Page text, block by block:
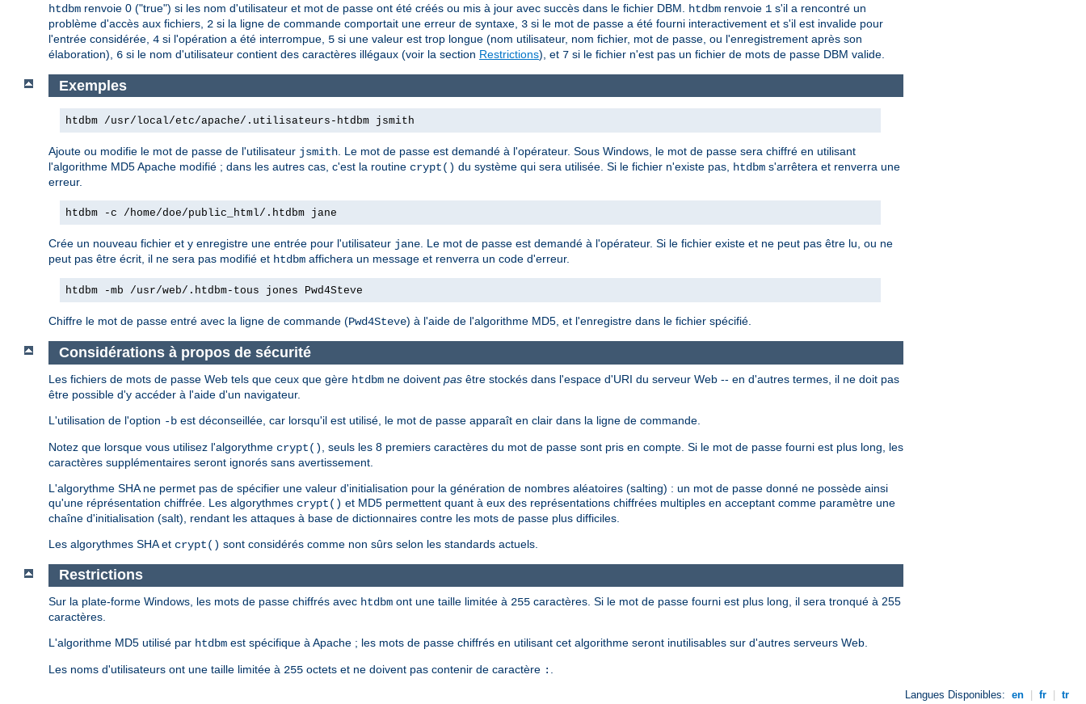
htdbm renvoie 0 ("true") si les nom d'utilisateur et mot de passe ont été créés ou mis à jour avec succès dans le fichier DBM. htdbm renvoie 1 s'il a rencontré un
problème d'accès aux fichiers, 2 si la ligne de commande comportait une erreur de syntaxe, 3 si le mot de passe a été fourni interactivement et s'il est invalide pour
l'entrée considérée, 4 si l'opération a été interrompue, 5 si une valeur est trop longue (nom utilisateur, nom fichier, mot de passe, ou l'enregistrement après son
élaboration), 6 si le nom d'utilisateur contient des caractères illégaux (voir la section Restrictions), et 7 si le fichier n'est pas un fichier de mots de passe DBM valide.
Exemples
htdbm /usr/local/etc/apache/.utilisateurs-htdbm jsmith
Ajoute ou modifie le mot de passe de l'utilisateur jsmith. Le mot de passe est demandé à l'opérateur. Sous Windows, le mot de passe sera chiffré en utilisant
l'algorithme MD5 Apache modifié ; dans les autres cas, c'est la routine crypt() du système qui sera utilisée. Si le fichier n'existe pas, htdbm s'arrêtera et renverra une
erreur.
htdbm -c /home/doe/public_html/.htdbm jane
Crée un nouveau fichier et y enregistre une entrée pour l'utilisateur jane. Le mot de passe est demandé à l'opérateur. Si le fichier existe et ne peut pas être lu, ou ne
peut pas être écrit, il ne sera pas modifié et htdbm affichera un message et renverra un code d'erreur.
htdbm -mb /usr/web/.htdbm-tous jones Pwd4Steve
Chiffre le mot de passe entré avec la ligne de commande (Pwd4Steve) à l'aide de l'algorithme MD5, et l'enregistre dans le fichier spécifié.
Considérations à propos de sécurité
Les fichiers de mots de passe Web tels que ceux que gère htdbm ne doivent pas être stockés dans l'espace d'URI du serveur Web -- en d'autres termes, il ne doit pas
être possible d'y accéder à l'aide d'un navigateur.
L'utilisation de l'option -b est déconseillée, car lorsqu'il est utilisé, le mot de passe apparaît en clair dans la ligne de commande.
Notez que lorsque vous utilisez l'algorythme crypt()
, seuls les 8 premiers caractères du mot de passe sont pris en compte. Si le mot de passe fourni est plus long, les
caractères supplémentaires seront ignorés sans avertissement.
L'algorythme SHA ne permet pas de spécifier une valeur d'initialisation pour la génération de nombres aléatoires (salting) : un mot de passe donné ne possède ainsi
qu'une réprésentation chiffrée. Les algorythmes crypt() et MD5 permettent quant à eux des représentations chiffrées multiples en acceptant comme paramètre une
chaîne d'initialisation (salt), rendant les attaques à base de dictionnaires contre les mots de passe plus difficiles.
Les algorythmes SHA et crypt() sont considérés comme non sûrs selon les standards actuels.
Restrictions
Sur la plate-forme Windows, les mots de passe chiffrés avec htdbm ont une taille limitée à 255 caractères. Si le mot de passe fourni est plus long, il sera tronqué à 255
caractères.
L'algorithme MD5 utilisé par htdbm est spécifique à Apache ; les mots de passe chiffrés en utilisant cet algorithme seront inutilisables sur d'autres serveurs Web.
Les noms d'utilisateurs ont une taille limitée à 255 octets et ne doivent pas contenir de caractère :
Langues Disponibles: en fr tr